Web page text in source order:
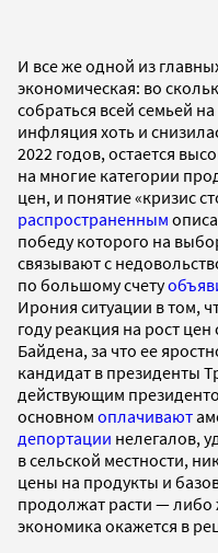
И все же одной из
экономическая: во
собраться всей семьей
инфляция хоть и
2022 годов, остается
на многие категории
цен, и понятие «кризис
распространенным
победу которого на
связывают с
по большому счету
Ирония ситуации в том,
году реакция на рост
Байдена, за что ее
кандидат в президенты
действующим
основном оплачивают
депортации нелегалов,
в сельской местности,
цены на продукты и
продолжат расти — либо
экономика окажется в